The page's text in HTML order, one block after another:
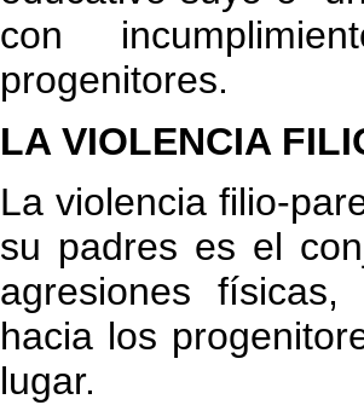
con
progenitores.
LA VIOLENCIA
La violencia filio-
su padres es el
agresiones
hacia los
lugar.